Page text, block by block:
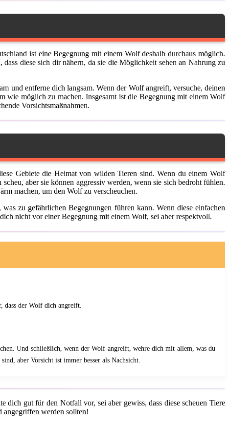
ist eine Begegnung mit einem Wolf deshalb durchaus möglich.
diese sich dir nähern, da sie die Möglichkeit sehen an Nahrung zu
und entferne dich langsam. Wenn der Wolf angreift, versuche, deinen
wie möglich zu machen. Insgesamt ist die Begegnung mit einem Wolf
Vorsichtsmaßnahmen.
Gebiete die Heimat von wilden Tieren sind. Wenn du einem Wolf
aber sie können aggressiv werden, wenn sie sich bedroht fühlen.
machen, um den Wolf zu verscheuchen.
zu gefährlichen Begegnungen führen kann. Wenn diese einfachen
nicht vor einer Begegnung mit einem Wolf, sei aber respektvoll.
dass der Wolf dich angreift.
Und schließlich, wenn der Wolf angreift, wehre dich mit allem, was du
aber Vorsicht ist immer besser als Nachsicht.
gut für den Notfall vor, sei aber gewiss, dass diese scheuen Tiere
angegriffen werden sollten!